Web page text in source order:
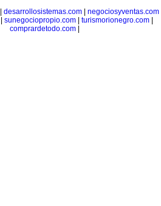
desarrollosistemas.com negociosyventas.com
sunegociopropio.com turismorionegro.com
comprardetodo.com|